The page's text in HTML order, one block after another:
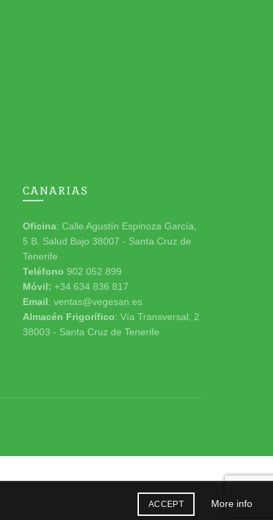
CANARIAS
Oficina: Calle Agustín Espinoza García,
5 B. Salud Bajo 38007 - Santa Cruz de
Tenerife
Teléfono 902 052 899
Móvil: +34 634 836 817
Email: ventas@vegesan.es
Almacén Frigorífico: Vía Transversal, 2
38003 - Santa Cruz de Tenerife
ACCEPT More info